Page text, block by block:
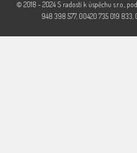
© 2018 - 2024 S radostí k úspěchu s.r.o.,
948 398 577, 00420 735 019 833,